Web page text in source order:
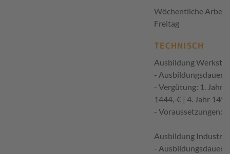
Wöchentliche
Freitag
TECHNISCH
Ausbildung
- Ausbildungsdauer:
- Vergütung: 1. Jahr
1444,-€ | 4. Jahr
- Voraussetzungen:
Ausbildung
- Ausbildungsdauer: